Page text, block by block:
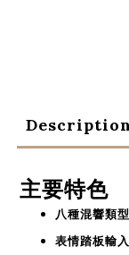
主要特色
八種混響類型
表情踏板輸入